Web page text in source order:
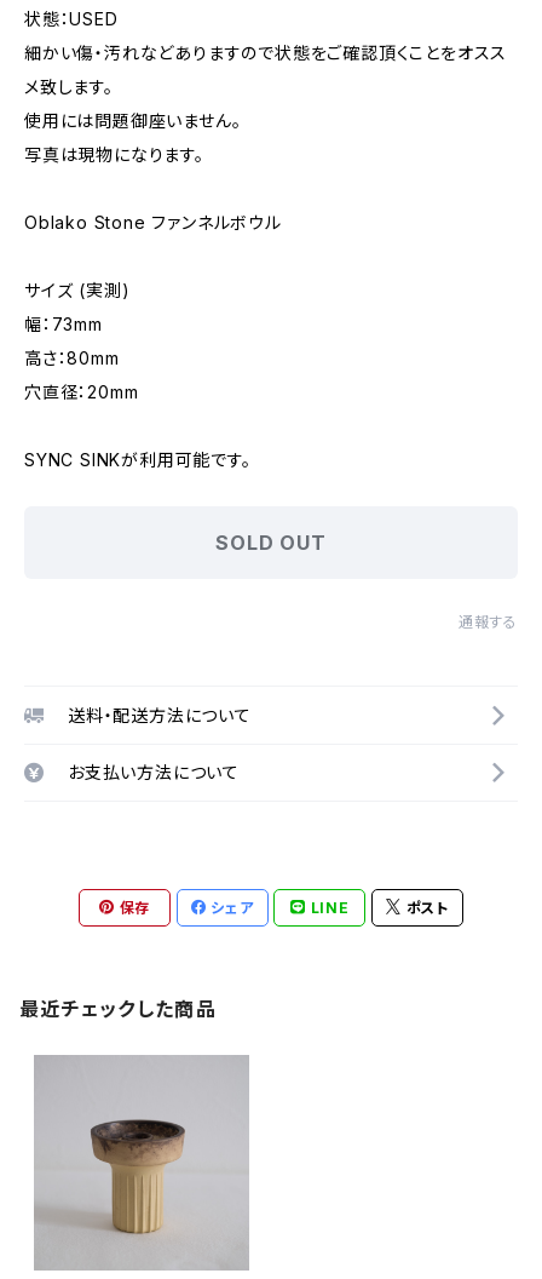
状態：USED
細かい傷・汚れなどありますので状態をご確認頂くことをオスス
メ致します。
使用には問題御座いません。
写真は現物になります。
Oblako Stone ファンネルボウル
サイズ (実測)
幅：73mm
高さ：80mm
穴直径：20mm
SYNC SINKが利用可能です。
SOLD OUT
通報する
送料・配送方法について
お支払い方法について
保存 シェア LINE ポスト
最近チェックした商品